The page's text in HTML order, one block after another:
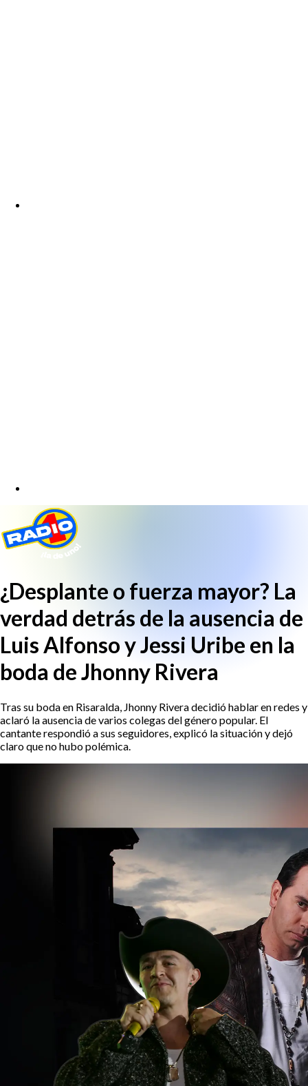
¿Desplante o fuerza mayor? La
verdad detrás de la ausencia de
Luis Alfonso y Jessi Uribe en la
boda de Jhonny Rivera
Tras su boda en Risaralda, Jhonny Rivera decidió hablar en redes y
aclaró la ausencia de varios colegas del género popular. El
cantante respondió a sus seguidores, explicó la situación y dejó
claro que no hubo polémica.